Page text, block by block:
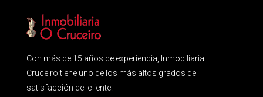
Con más de 15 años de experiencia, Inmobiliaria
Cruceiro tiene uno de los más altos grados de
satisfacción del cliente.